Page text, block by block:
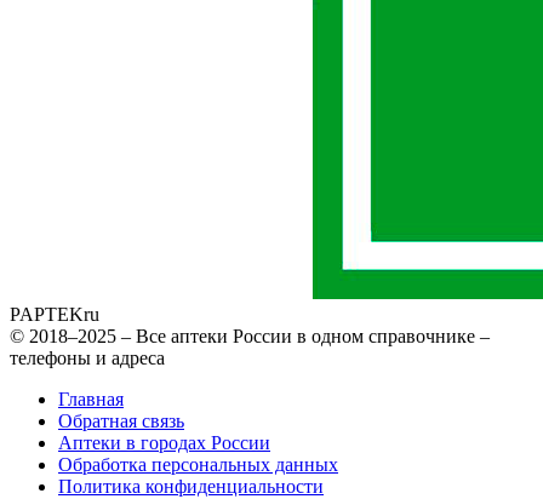
PAPTEKru
© 2018–2025 – Все аптеки России в одном справочнике –
телефоны и адреса
Главная
Обратная связь
Аптеки в городах России
Обработка персональных данных
Политика конфиденциальности